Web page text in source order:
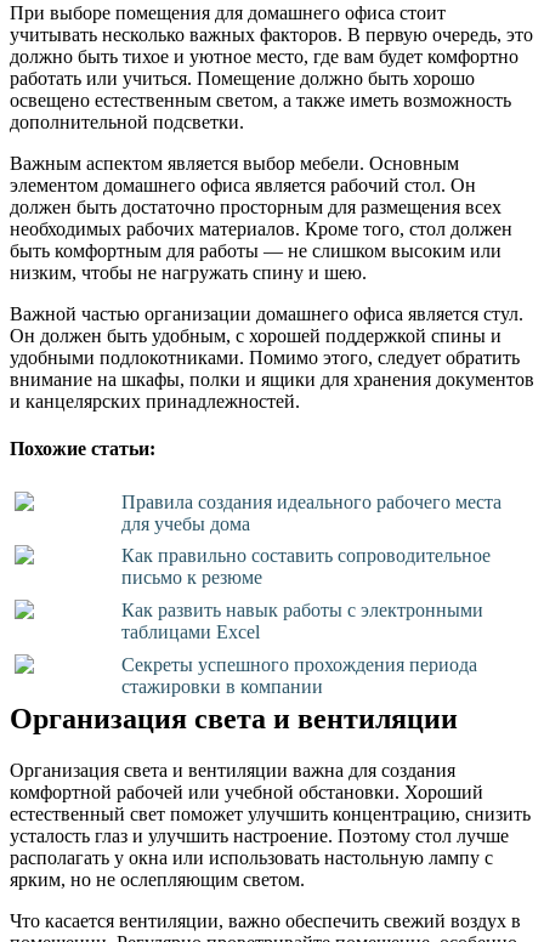
При выборе помещения для домашнего офиса стоит
учитывать несколько важных факторов. В первую очередь, это
должно быть тихое и уютное место, где вам будет комфортно
работать или учиться. Помещение должно быть хорошо
освещено естественным светом, а также иметь возможность
дополнительной подсветки.
Важным аспектом является выбор мебели. Основным
элементом домашнего офиса является рабочий стол. Он
должен быть достаточно просторным для размещения всех
необходимых рабочих материалов. Кроме того, стол должен
быть комфортным для работы — не слишком высоким или
низким, чтобы не нагружать спину и шею.
Важной частью организации домашнего офиса является стул.
Он должен быть удобным, с хорошей поддержкой спины и
удобными подлокотниками. Помимо этого, следует обратить
внимание на шкафы, полки и ящики для хранения документов
и канцелярских принадлежностей.
Похожие статьи:
Правила создания идеального рабочего места
для учебы дома
Как правильно составить сопроводительное
письмо к резюме
Как развить навык работы с электронными
таблицами Excel
Секреты успешного прохождения периода
стажировки в компании
Организация света и вентиляции
Организация света и вентиляции важна для создания
комфортной рабочей или учебной обстановки. Хороший
естественный свет поможет улучшить концентрацию, снизить
усталость глаз и улучшить настроение. Поэтому стол лучше
располагать у окна или использовать настольную лампу с
ярким, но не ослепляющим светом.
Что касается вентиляции, важно обеспечить свежий воздух в